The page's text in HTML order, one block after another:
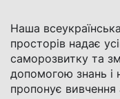
Наша
просторів надає
саморозвитку та
допомогою знань і
пропонує вивчення